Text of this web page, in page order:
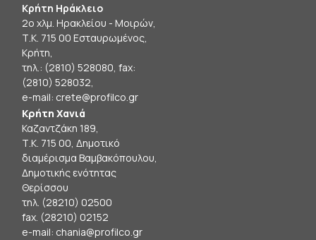
Κρήτη Ηράκλειο
2ο χλμ. Ηρακλείου - Μοιρών,
Τ.Κ. 715 00 Εσταυρωμένος,
Κρήτη,
τηλ.: (2810) 528080, fax:
(2810) 528032,
e-mail: crete@profilco.gr
Κρήτη Χανιά
Καζαντζάκη 189,
Τ.Κ. 715 00, Δημοτικό
διαμέρισμα Βαμβακόπουλου,
Δημοτικής ενότητας
Θερίσσου
τηλ. (28210) 02500
fax. (28210) 02152
e-mail: chania@profilco.gr